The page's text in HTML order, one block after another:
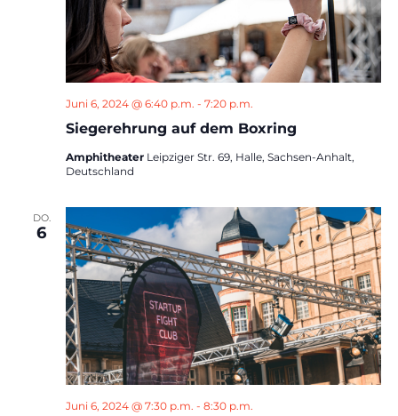
Siegerehrung auf dem Boxring
Juni 6, 2024 @ 6:40 p.m. - 7:20 p.m.
Amphitheater Leipziger Str. 69, Halle, Sachsen-Anhalt,
Deutschland
DO.
6
Juni 6, 2024 @ 7:30 p.m. - 8:30 p.m.